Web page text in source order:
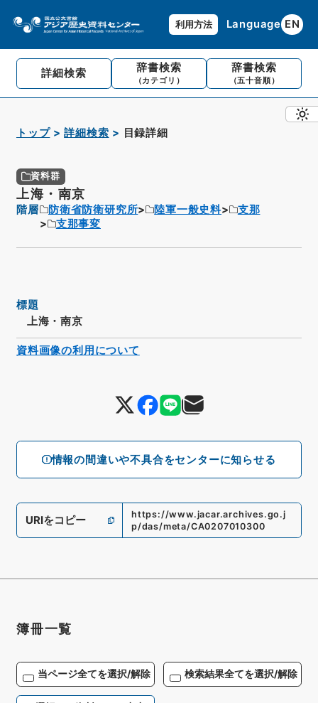
利用方法 Language EN
詳細検索 辞書検索
（カテゴリ）
辞書検索
（五十音順）
トップ 詳細検索 目録詳細
資料群
上海・南京
階層 防衛省防衛研究所 陸軍一般史料
支那
支那事変
情報の間違いや不具合をセンターに知らせる
標題
上海・南京
URIをコピー
https://www.jacar.archives.go.j
p/das/meta/CA0207010300
資料画像の利用について
簿冊一覧
当ページ全てを選択/解除 検索結果全てを選択/解除